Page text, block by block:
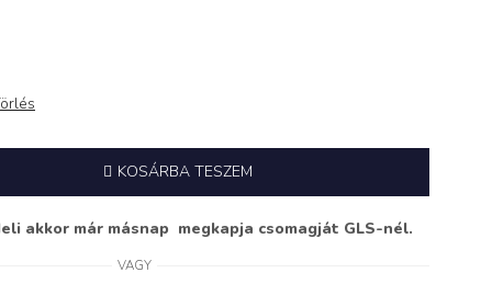
KOSÁRBA TESZEM
akkor már másnap megkapja csomagját GLS-nél.
VAGY